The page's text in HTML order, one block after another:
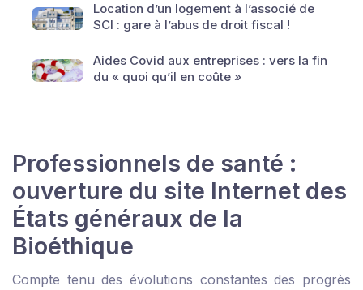
Location d’un logement à l’associé de
SCI : gare à l’abus de droit fiscal !
Aides Covid aux entreprises : vers la fin
du « quoi qu’il en coûte »
Professionnels de santé :
ouverture du site Internet des
États généraux de la
Bioéthique
Compte tenu des évolutions constantes des progrès